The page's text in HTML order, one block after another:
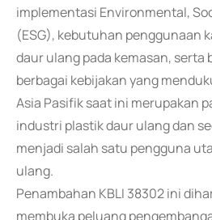
implementasi Environmental,
(ESG), kebutuhan penggunaan
daur ulang pada kemasan, serta
berbagai kebijakan yang
Asia Pasifik saat ini merupakan
industri plastik daur ulang dan
menjadi salah satu pengguna
ulang.
Penambahan KBLI 38302 ini
membuka peluang